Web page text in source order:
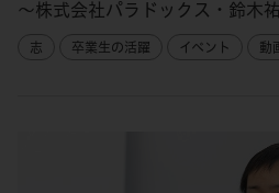
～株式会社パラドックス・鈴木
志 卒業生の活躍 イベント 動